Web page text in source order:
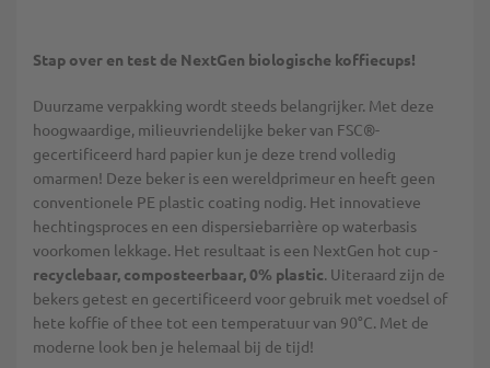
Stap over en test de NextGen biologische koffiecups!
Duurzame verpakking wordt steeds belangrijker. Met deze
hoogwaardige, milieuvriendelijke beker van FSC®-
gecertificeerd hard papier kun je deze trend volledig
omarmen! Deze beker is een wereldprimeur en heeft geen
conventionele PE plastic coating nodig. Het innovatieve
hechtingsproces en een dispersiebarrière op waterbasis
voorkomen lekkage. Het resultaat is een NextGen hot cup -
recyclebaar, composteerbaar, 0% plastic. Uiteraard zijn de
bekers getest en gecertificeerd voor gebruik met voedsel of
hete koffie of thee tot een temperatuur van 90°C. Met de
moderne look ben je helemaal bij de tijd!